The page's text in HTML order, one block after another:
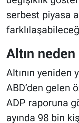
serbest piyasa
Altın
Altının
ABD’den gelen
ADP raporuna
ayında 98 bin